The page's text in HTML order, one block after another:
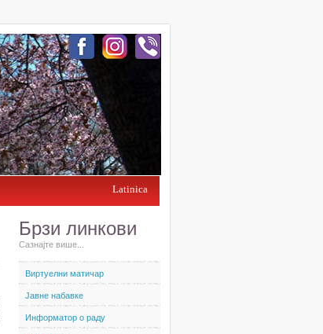
Latinica
Брзи линкови
Сазнајте више...
Виртуелни матичар
Јавне набавке
Информатор о раду